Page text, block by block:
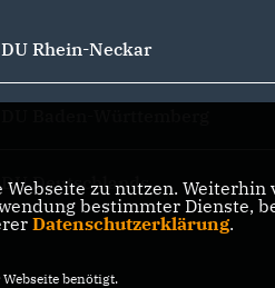
Rhein-Neckar
Deutschlands
zu nutzen.
bestimmter
Datenschutzerklärung.
benötigt.